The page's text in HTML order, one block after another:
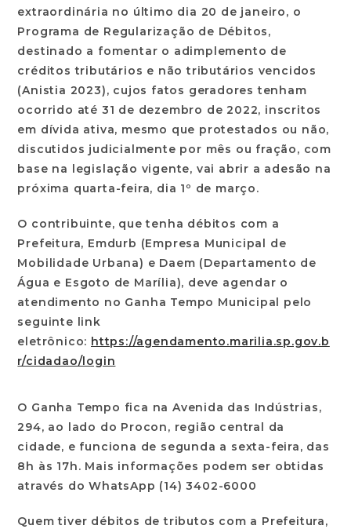
extraordinária no último dia 20 de janeiro, o
Programa de Regularização de Débitos,
destinado a fomentar o adimplemento de
créditos tributários e não tributários vencidos
(Anistia 2023), cujos fatos geradores tenham
ocorrido até 31 de dezembro de 2022, inscritos
em dívida ativa, mesmo que protestados ou não,
discutidos judicialmente por mês ou fração, com
base na legislação vigente, vai abrir a adesão na
próxima quarta-feira, dia 1º de março.
O contribuinte, que tenha débitos com a
Prefeitura, Emdurb (Empresa Municipal de
Mobilidade Urbana) e Daem (Departamento de
Água e Esgoto de Marília), deve agendar o
atendimento no Ganha Tempo Municipal pelo
seguinte link
eletrônico: https://agendamento.marilia.sp.gov.b
r/cidadao/login
O Ganha Tempo fica na Avenida das Indústrias,
294, ao lado do Procon, região central da
cidade, e funciona de segunda a sexta-feira, das
8h às 17h. Mais informações podem ser obtidas
através do WhatsApp (14) 3402-6000
Quem tiver débitos de tributos com a Prefeitura,